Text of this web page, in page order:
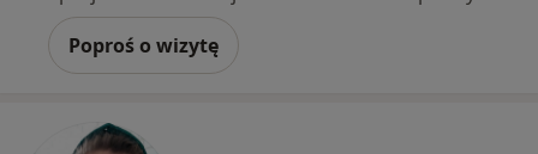
Poproś o wizytę